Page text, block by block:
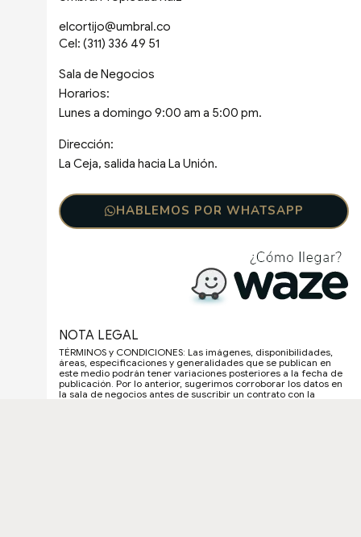
elcortijo@umbral.co
Cel: (311) 336 49 51
Sala de Negocios
Horarios:
Lunes a domingo 9:00 am a 5:00 pm.
Dirección:
La Ceja, salida hacia La Unión.
HABLEMOS POR WHATSAPP
NOTA LEGAL
TÉRMINOS y CONDICIONES: Las imágenes, disponibilidades,
áreas, especificaciones y generalidades que se publican en
este medio podrán tener variaciones posteriores a la fecha de
publicación. Por lo anterior, sugerimos corroborar los datos en
la sala de negocios antes de suscribir un contrato con la